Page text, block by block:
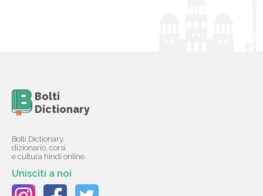
Bolti
Dictionary
Bolti Dictionary,
dizionario, corsi
e cultura hindi online.
Unisciti a noi